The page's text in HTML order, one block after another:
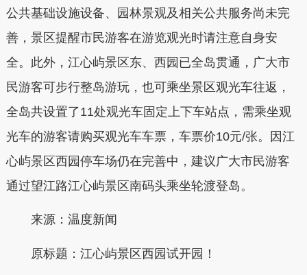
公共基础设施设备、园林景观及相关公共服务尚未完
善，景区提醒市民游客在游览观光时请注意自身安
全。此外，江心屿景区东、西园已全岛贯通，广大市
民游客可步行整岛游玩，也可乘坐景区观光车往返，
全岛共设置了11处观光车固定上下车站点，需乘坐观
光车的游客请购买观光车车票，车票价10元/张。因江
心屿景区西园停车场仍在完善中，建议广大市民游客
通过望江路江心屿景区南码头乘坐轮渡登岛。
来源：温度新闻
原标题： 江心屿景区西园试开园！